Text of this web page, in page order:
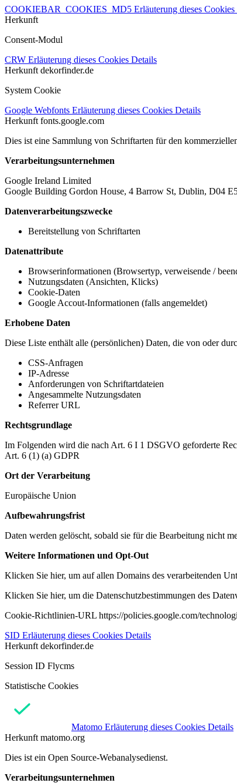
COOKIEBAR_COOKIES_MD5 Erläuterung dieses Cookies
Herkunft
Consent-Modul
CRW Erläuterung dieses Cookies Details
Herkunft dekorfinder.de
System Cookie
Google Webfonts Erläuterung dieses Cookies Details
Herkunft fonts.google.com
Dies ist eine Sammlung von Schriftarten für den
Verarbeitungsunternehmen
Google Ireland Limited
Google Building Gordon House, 4 Barrow St, Dublin, D04
Datenverarbeitungszwecke
Bereitstellung von Schriftarten
Datenattribute
Browserinformationen (Browsertyp, verweisende /
Nutzungsdaten (Ansichten, Klicks)
Cookie-Daten
Google Accout-Informationen (falls angemeldet)
Erhobene Daten
Diese Liste enthält alle (persönlichen) Daten, die von oder
CSS-Anfragen
IP-Adresse
Anforderungen von Schriftartdateien
Angesammelte Nutzungsdaten
Referrer URL
Rechtsgrundlage
Im Folgenden wird die nach Art. 6 I 1 DSGVO geforderte
Art. 6 (1) (a) GDPR
Ort der Verarbeitung
Europäische Union
Aufbewahrungsfrist
Daten werden gelöscht, sobald sie für die Bearbeitung nicht
Weitere Informationen und Opt-Out
Klicken Sie hier, um auf allen Domains des verarbeitenden
Klicken Sie hier, um die Datenschutzbestimmungen des
Cookie-Richtlinien-URL https://policies.google.com/
SID Erläuterung dieses Cookies Details
Herkunft dekorfinder.de
Session ID Flycms
Statistische Cookies
Matomo Erläuterung dieses Cookies Details
Herkunft matomo.org
Dies ist ein Open Source-Webanalysedienst.
Verarbeitungsunternehmen